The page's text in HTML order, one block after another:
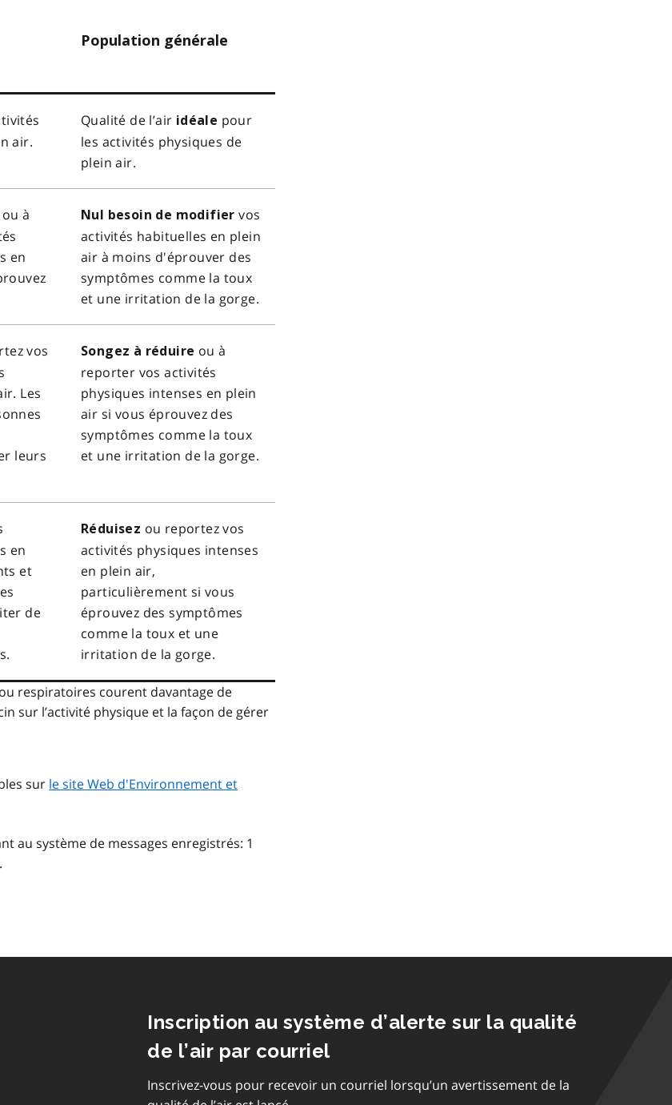
Population générale
air.
Qualité de l’air idéale pour
les activités physiques de
plein air.
ou à
en
Nul besoin de modifier vos
activités habituelles en plein
air à moins d'éprouver des
symptômes comme la toux
et une irritation de la gorge.
vos
Les
leurs
Songez à réduire ou à
reporter vos activités
physiques intenses en plein
air si vous éprouvez des
symptômes comme la toux
et une irritation de la gorge.
en
et
de
Réduisez ou reportez vos
activités physiques intenses
en plein air,
particulièrement si vous
éprouvez des symptômes
comme la toux et une
irritation de la gorge.
respiratoires courent davantage de
sur l’activité physique et la façon de gérer
sur le site Web d'Environnement et
au système de messages enregistrés: 1
Inscription au système d’alerte sur la qualité
de l’air par courriel
Inscrivez-vous pour recevoir un courriel lorsqu’un avertissement de la